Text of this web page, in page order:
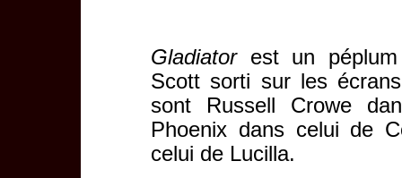
Gladiatorest un péplum
Scott sorti sur les
sont Russell Crowe
Phoenix dans celui de
celui de Lucilla.